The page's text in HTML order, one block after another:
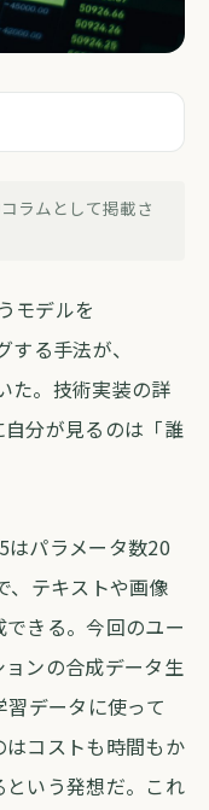
与えるシナ
ラムとして掲載さ
モデルを
る手法が、
た。技術実装の詳
分が見るのは「誰
パラメータ数20
、テキストや画像
きる。今回のユー
ンの合成データ生
データに使って
コストも時間もか
いう発想だ。これ